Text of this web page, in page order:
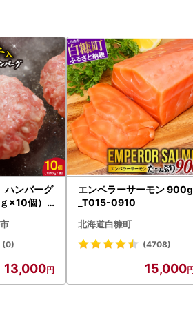
ハンバーグ
×10個）
(0)
13,000
エンペラーサーモン 900g
_T015-0910
北海道白糠町
(4708)
15,000